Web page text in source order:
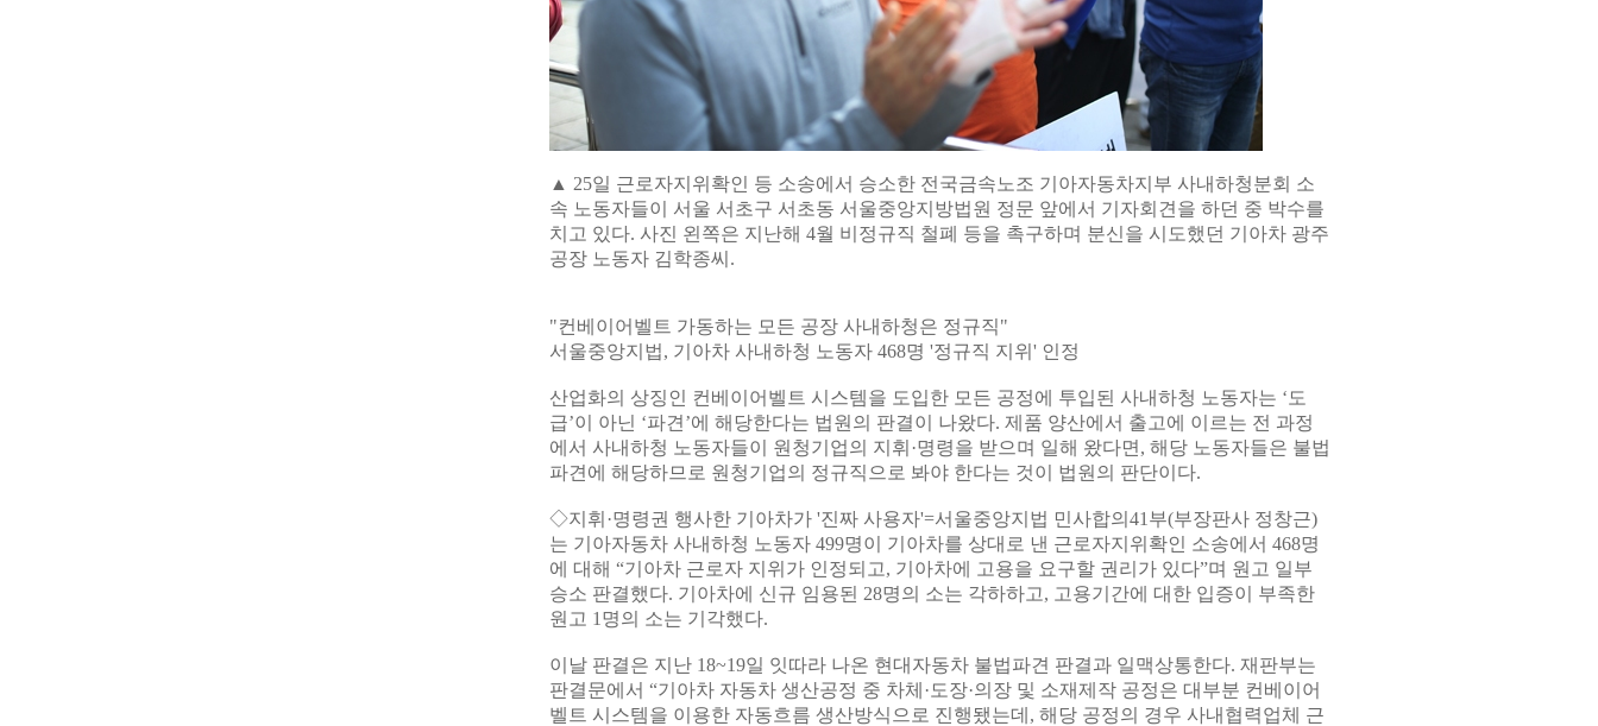
▲ 25일 근로자지위확인 등 소송에서 승소한 전국금속노조 기아자동차지부 사내하청분회 소
속 노동자들이 서울 서초구 서초동 서울중앙지방법원 정문 앞에서 기자회견을 하던 중 박수를
치고 있다. 사진 왼쪽은 지난해 4월 비정규직 철폐 등을 촉구하며 분신을 시도했던 기아차 광주
공장 노동자 김학종씨.
"컨베이어벨트 가동하는 모든 공장 사내하청은 정규직"
서울중앙지법, 기아차 사내하청 노동자 468명 '정규직 지위' 인정
산업화의 상징인 컨베이어벨트 시스템을 도입한 모든 공정에 투입된 사내하청 노동자는 ‘도
급’이 아닌 ‘파견’에 해당한다는 법원의 판결이 나왔다. 제품 양산에서 출고에 이르는 전 과정
에서 사내하청 노동자들이 원청기업의 지휘·명령을 받으며 일해 왔다면, 해당 노동자들은 불법
파견에 해당하므로 원청기업의 정규직으로 봐야 한다는 것이 법원의 판단이다.
◇지휘·명령권 행사한 기아차가 '진짜 사용자'=서울중앙지법 민사합의41부(부장판사 정창근)
는 기아자동차 사내하청 노동자 499명이 기아차를 상대로 낸 근로자지위확인 소송에서 468명
에 대해 “기아차 근로자 지위가 인정되고, 기아차에 고용을 요구할 권리가 있다”며 원고 일부
승소 판결했다. 기아차에 신규 임용된 28명의 소는 각하하고, 고용기간에 대한 입증이 부족한
원고 1명의 소는 기각했다.
이날 판결은 지난 18~19일 잇따라 나온 현대자동차 불법파견 판결과 일맥상통한다. 재판부는
판결문에서 “기아차 자동차 생산공정 중 차체·도장·의장 및 소재제작 공정은 대부분 컨베이어
벨트 시스템을 이용한 자동흐름 생산방식으로 진행됐는데, 해당 공정의 경우 사내협력업체 근